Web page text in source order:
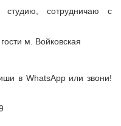
сотрудничаю с
м. Войковская
в WhatsApp или звони!